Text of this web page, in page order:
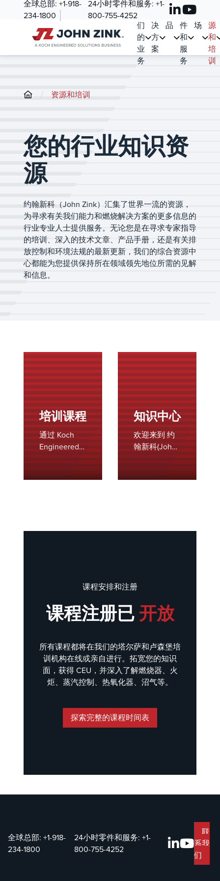
全球总部: +1-918-
234-1800
24小时零件和服务: +1-
800-755-4252我
们
的
业
务
决
方
案
产
品
零
件
和
服
务
市
场
源
和
培
训
/ 资源和培训
您的行业知识资
源
约翰新科（John Zink）汇集了世界一流的资源，
为寻求有关我们能力和燃烧解决方案的更多信息的
行业专业人士提供服务。无论您是在寻求专家指导
的培训、深入的技术文章、产品手册，还是有关排
放控制和环境法规的最新更新，我们的综合资源中
心都能为您提供保持所在领域领先地位所需的见解
和信息。
培训课程
通过 Koch
Engineered
解决方案
Institute℠，
我们提供由一
导的认证燃烧
括我们的塔尔
部，该总部拥
有世界上最
燃烧测试设
施。
知识中心
欢迎来到 约
翰新科(John
Zink) 知识中
心，这是您获
取燃烧和排放
为行业专业人
响燃烧系统的
的技术文章和
更新，应有尽
让您及时了解
所需的信息和
见解。
课程安排和注册
课程注册已开放
所有课程都将在我们的塔尔萨和卢森堡培
训机构在线或亲自进行。拓宽您的知识
面，获得 CEU，并深入了解燃烧器、火
炬、蒸汽控制、热氧化器、沼气等。
探索完整的课程时间表
全球总部: +1-918-
234-1800
24小时零件和服务:+1-
800-755-4252
联
系我
们